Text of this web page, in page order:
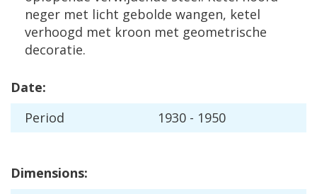
neger met licht gebolde wangen, ketel
verhoogd met kroon met geometrische
decoratie.
Date:
Period
1930 - 1950
Dimensions: